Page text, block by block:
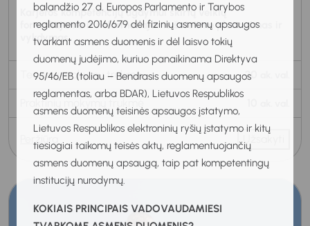
balandžio 27 d. Europos Parlamento ir Tarybos
reglamento 2016/679 dėl fizinių asmenų apsaugos
tvarkant asmens duomenis ir dėl laisvo tokių
duomenų judėjimo, kuriuo panaikinama Direktyva
95/46/EB (toliau – Bendrasis duomenų apsaugos
reglamentas, arba BDAR), Lietuvos Respublikos
asmens duomenų teisinės apsaugos įstatymo,
Lietuvos Respublikos elektroninių ryšių įstatymo ir kitų
tiesiogiai taikomų teisės aktų, reglamentuojančių
asmens duomenų apsaugą, taip pat kompetentingų
institucijų nurodymų.
KOKIAIS PRINCIPAIS VADOVAUDAMIESI
Karjeros kompetencijų ugdymui skirtų veiklų
formaliajame ir neformaliajame švietime planavimas ir
vykdymas
Teorinių mokymų trukmė 30
Praktinių mokymų trukmė
Peržiūra Užsakyti